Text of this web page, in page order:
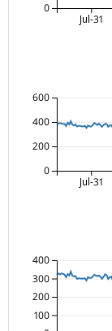
Jul-31
0
Jul-31
0
200
400
600
100
200
300
400